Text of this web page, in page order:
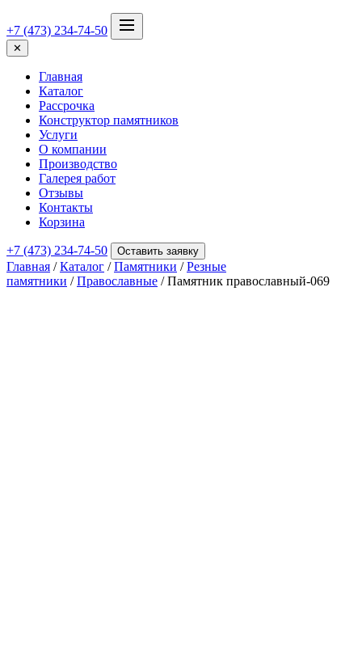
+7 (473) 234-74-50
✕
Главная
Каталог
Рассрочка
Конструктор памятников
Услуги
О компании
Производство
Галерея работ
Отзывы
Контакты
Корзина
+7 (473) 234-74-50 Оставить заявку
Главная /Каталог /Памятники /Резные
памятники /Православные / Памятник православный-069